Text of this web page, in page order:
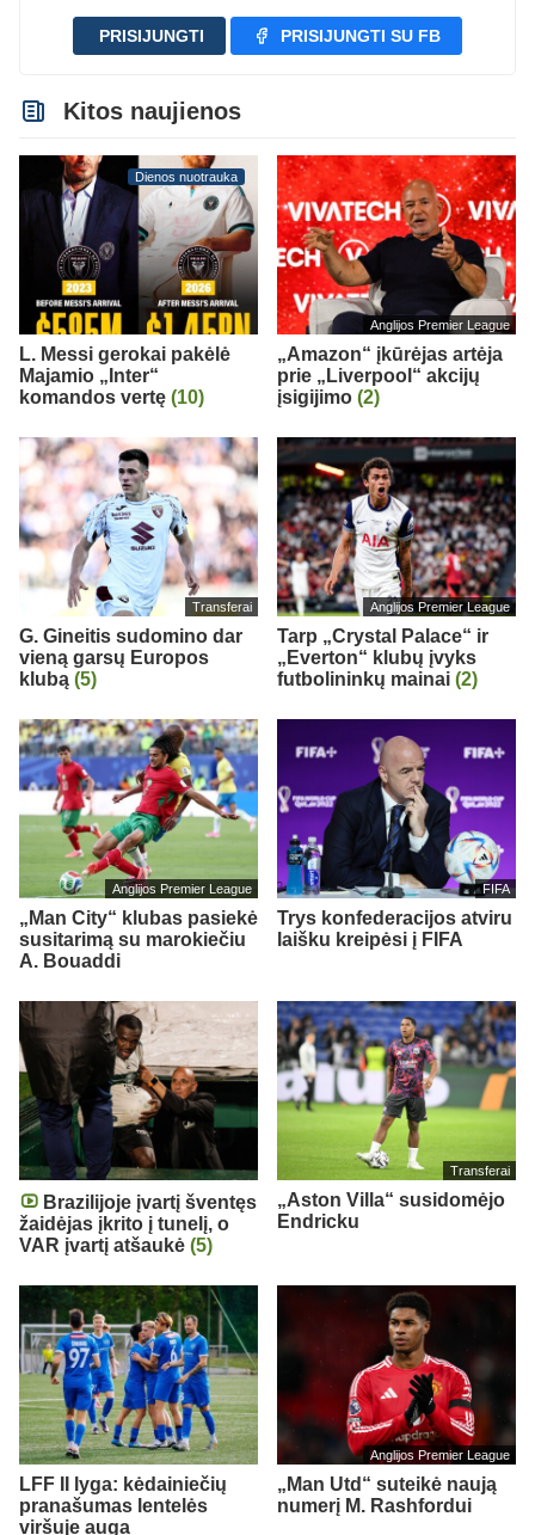
PRISIJUNGTI PRISIJUNGTI SU FB
Kitos naujienos
Dienos nuotrauka
L. Messi gerokai pakėlė
Majamio „Inter“
komandos vertę (10)
Anglijos Premier League
„Amazon“ įkūrėjas artėja
prie „Liverpool“ akcijų
įsigijimo (2)
Transferai
G. Gineitis sudomino dar
vieną garsų Europos
klubą (5)
Anglijos Premier League
Tarp „Crystal Palace“ ir
„Everton“ klubų įvyks
futbolininkų mainai (2)
Anglijos Premier League
„Man City“ klubas pasiekė
susitarimą su marokiečiu
A. Bouaddi
FIFA
Trys konfederacijos atviru
laišku kreipėsi į FIFA
Brazilijoje įvartį šventęs
žaidėjas įkrito į tunelį, o
VAR įvartį atšaukė (5)
Transferai
„Aston Villa“ susidomėjo
Endricku
LFF II lyga: kėdainiečių
pranašumas lentelės
viršuje auga
Anglijos Premier League
„Man Utd“ suteikė naują
numerį M. Rashfordui